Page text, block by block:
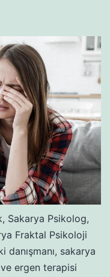
Sakarya Psikolog,
Fraktal Psikoloji
sakarya
ergen terapisi